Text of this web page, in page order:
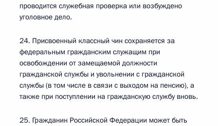
проводится служебная проверка или возбуждено
уголовное дело.
24. Присвоенный классный чин сохраняется за
федеральным гражданским служащим при
освобождении от замещаемой должности
гражданской службы и увольнении с гражданской
службы (в том числе в связи с выходом на пенсию), а
также при поступлении на гражданскую службу вновь.
25. Гражданин Российской Федерации может быть